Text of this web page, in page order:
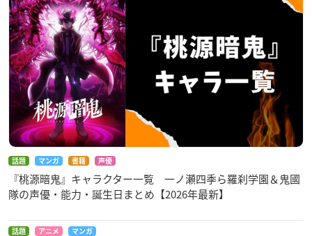
話題 マンガ 書籍 声優
『桃源暗鬼』キャラクター一覧 一ノ瀬四季ら羅刹学園＆鬼國
隊の声優・能力・誕生日まとめ【2026年最新】
話題 アニメ マンガ